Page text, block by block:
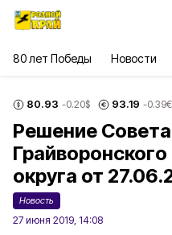
80 лет Победы Новости
80.93 -0.20$ 93.19 -0.39€
Решение
округа от
Новость
27 июня 2019, 14:08